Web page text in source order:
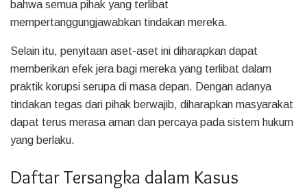
bahwa semua pihak yang terlibat
mempertanggungjawabkan tindakan mereka.
Selain itu, penyitaan aset-aset ini diharapkan dapat
memberikan efek jera bagi mereka yang terlibat dalam
praktik korupsi serupa di masa depan. Dengan adanya
tindakan tegas dari pihak berwajib, diharapkan masyarakat
dapat terus merasa aman dan percaya pada sistem hukum
yang berlaku.
Daftar Tersangka dalam Kasus